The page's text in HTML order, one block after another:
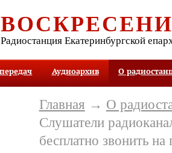
Радиостанция Екатеринбургской
Аудиоархив О
Главная → О
Слушатели
бесплатно звонить